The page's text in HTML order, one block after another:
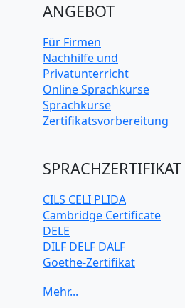
ANGEBOT
Für Firmen
Nachhilfe und
Privatunterricht
Online Sprachkurse
Sprachkurse
Zertifikatsvorbereitung
SPRACHZERTIFIKAT
CILS CELI PLIDA
Cambridge Certificate
DELE
DILF DELF DALF
Goethe-Zertifikat
TELC